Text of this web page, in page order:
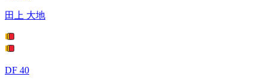
田上 大地
DF 40